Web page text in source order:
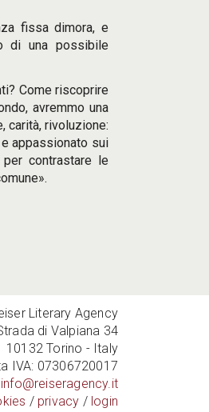
fissa dimora, e
di una possibile
Come riscoprire
avremmo una
carità, rivoluzione:
appassionato sui
contrastare le
Literary Agency
di Valpiana 34
10132 Torino - Italy
IVA: 07306720017
info@reiseragency.it
/ privacy / login